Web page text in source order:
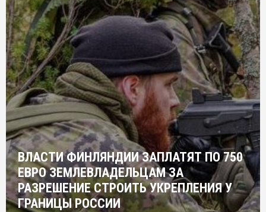
ВЛАСТИ ФИНЛЯНДИИ ЗАПЛАТЯТ ПО 750
ЕВРО ЗЕМЛЕВЛАДЕЛЬЦАМ ЗА
РАЗРЕШЕНИЕ СТРОИТЬ УКРЕПЛЕНИЯ У
ГРАНИЦЫ РОССИИ